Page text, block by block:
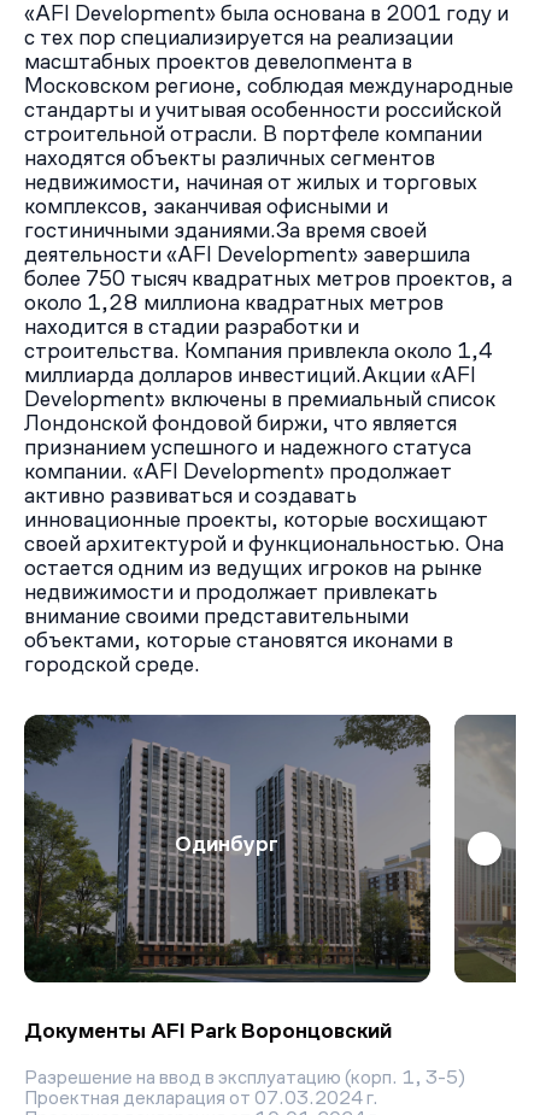
«AFI Development» была основана в 2001 году и
с тех пор специализируется на реализации
масштабных проектов девелопмента в
Московском регионе, соблюдая международные
стандарты и учитывая особенности российской
строительной отрасли. В портфеле компании
находятся объекты различных сегментов
недвижимости, начиная от жилых и торговых
комплексов, заканчивая офисными и
гостиничными зданиями.За время своей
деятельности «AFI Development» завершила
более 750 тысяч квадратных метров проектов, а
около 1,28 миллиона квадратных метров
находится в стадии разработки и
строительства. Компания привлекла около 1,4
миллиарда долларов инвестиций.Акции «AFI
Development» включены в премиальный список
Лондонской фондовой биржи, что является
признанием успешного и надежного статуса
компании. «AFI Development» продолжает
активно развиваться и создавать
инновационные проекты, которые восхищают
своей архитектурой и функциональностью. Она
остается одним из ведущих игроков на рынке
недвижимости и продолжает привлекать
внимание своими представительными
объектами, которые становятся иконами в
городской среде.
Одинбург
Документы AFI Park Воронцовский
Разрешение на ввод в эксплуатацию (корп. 1, 3-5)
Проектная декларация от 07.03.2024 г.